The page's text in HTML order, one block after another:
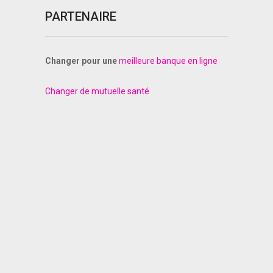
PARTENAIRE
Changer pour unemeilleure banque en ligne
Changer de mutuelle santé